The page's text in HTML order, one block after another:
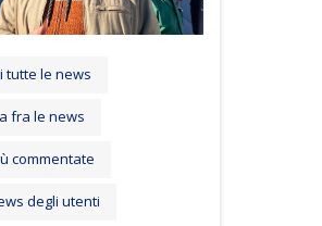
tutte le news
fra le news
commentate
degli utenti